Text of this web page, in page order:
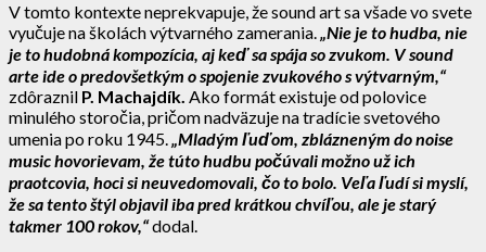
V tomto kontexte neprekvapuje, že sound art sa všade vo svete
vyučuje na školách výtvarného zamerania.„Nie je to hudba, nie
je to hudobná kompozícia, aj keď sa spája so zvukom. V sound
arte ide o predovšetkým o spojenie zvukového s výtvarným,“
zdôraznil P. Machajdík. Ako formát existuje od polovice
minulého storočia, pričom nadväzuje na tradície svetového
umenia po roku 1945.„Mladým ľuďom, zblázneným do noise
music hovorievam, že túto hudbu počúvali možno už ich
praotcovia, hoci si neuvedomovali, čo to bolo. Veľa ľudí si myslí,
že sa tento štýl objavil iba pred krátkou chvíľou, ale je starý
takmer 100 rokov,“dodal.